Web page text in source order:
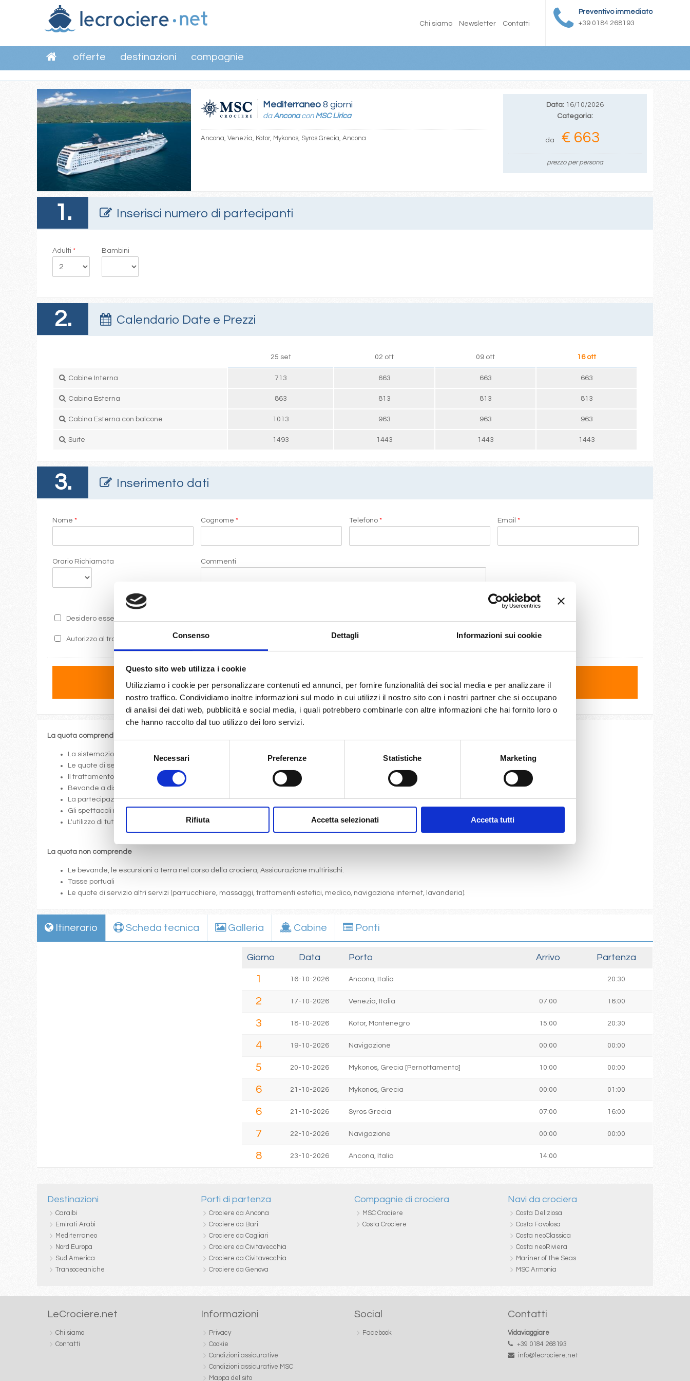
Consenso Dettagli Informazioni sui cookie
Questo sito web utilizza i cookie
Utilizziamo i cookie per personalizzare contenuti ed annunci, per fornire funzionalità dei social media e per analizzare il
nostro traffico. Condividiamo inoltre informazioni sul modo in cui utilizzi il nostro sito con i nostri partner che si occupano
di analisi dei dati web, pubblicità e social media, i quali potrebbero combinarle con altre informazioni che hai fornito loro o
che hanno raccolto dal tuo utilizzo dei loro servizi.
del
consenso
Necessari Preferenze Statistiche Marketing
Rifiuta Accetta selezionati Accetta tutti
Preventivo immediato
+39 0184 268193
Chi siamo Newsletter Contatti
offerte destinazioni compagnie
Mediterraneo 8 giorni
daAnconacon MSC Lirica
Ancona, Venezia, Kotor, Mykonos, Syros Grecia, Ancona
Data: 16/10/2026
Categoria:
da € 663
prezzo per persona
1. Inserisci numero di partecipanti
Adulti * Bambini
2. Calendario Date e Prezzi
25 set 02 ott 09 ott 16 ott
Cabine Interna 713 663 663 663
Cabina Esterna 863 813 813 813
Cabina Esterna con balcone 1013 963 963 963
Suite 1493 1443 1443 1443
3. Inserimento dati
Nome * Cognome * Telefono * Email *
Orario Richiamata Commenti
Desidero essere informato sulle ultime promozioni di LeCrociere.
Autorizzo al trattamento dei miei dati secondo i termini di legge (D.Lgs 196/2003)
RICHIEDI PREVENTIVO
La quota comprende
La sistemazione nella cabina prescelta dotata di ogni comfort: servizi privati, aria condizionata, telefono, TV via satellite e cassaforte.
Le quote di servizio (mance)
Il trattamento di pensione completa a bordo (colazione, pranzo, cena a buffet o nei ristoranti principali ).
Bevande a dispenser, serata di Gala con menù particolare.
La partecipazione a tutte le attività di animazione (giochi, concorsi, tornei, feste, serate a tema).
Gli spettacoli musicali o di cabaret nel teatro di bordo, i balli e le feste in programma tutte le sere durante la crociera.
L'utilizzo di tutte le attrezzature della nave: piscine, lettini, teli mare, palestra, vasche idromassaggio, biblioteca, discoteca.
La quota non comprende
Le bevande, le escursioni a terra nel corso della crociera, Assicurazione multirischi.
Tasse portuali
Le quote di servizio altri servizi (parrucchiere, massaggi, trattamenti estetici, medico, navigazione internet, lavanderia).
Itinerario Scheda tecnica Galleria Cabine Ponti
Giorno Data Porto Arrivo Partenza
1 16-10-2026 Ancona, Italia 20:30
2 17-10-2026 Venezia, Italia 07:00 16:00
3 18-10-2026 Kotor, Montenegro 15:00 20:30
4 19-10-2026 Navigazione 00:00 00:00
5 20-10-2026 Mykonos, Grecia [Pernottamento] 10:00 00:00
6 21-10-2026 Mykonos, Grecia 00:00 01:00
6 21-10-2026 Syros Grecia 07:00 16:00
7 22-10-2026 Navigazione 00:00 00:00
8 23-10-2026 Ancona, Italia 14:00
Destinazioni
Caraibi
Emirati Arabi
Mediterraneo
Nord Europa
Sud America
Transoceaniche
Porti di partenza
Crociere da Ancona
Crociere da Bari
Crociere da Cagliari
Crociere da Civitavecchia
Crociere da Civitavecchia
Crociere da Genova
Compagnie di crociera
MSC Crociere
Costa Crociere
Navi da crociera
Costa Deliziosa
Costa Favolosa
Costa neoClassica
Costa neoRiviera
Mariner of the Seas
MSC Armonia
LeCrociere.net
Chi siamo
Contatti
Informazioni
Privacy
Cookie
Condizioni assicurative
Condizioni assicurative MSC
Mappa del sito
Social
Facebook
Contatti
Vidaviaggiare
+39 0184 268193
info@lecrociere.net